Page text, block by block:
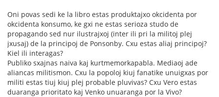
Oni povas sedi ke la libro estas produktajxo okcidenta por
okcidenta konsumo, ke gxi ne estas serioza studo de
propagando sed nur ilustrajxoj (inter ili pri la militoj plej
jxusaj) de la principoj de Ponsonby. Cxu estas aliaj principoj?
Kiel ili interagas?
Publiko sxajnas naiva kaj kurtmemorkapabla. Mediaoj ade
aliancas militismon. Cxu la popoloj kiuj fanatike unuigxas por
militi estas tiuj kiuj plej probable pluvivas? Cxu Vero estas
duaranga prioritato kaj Venko unuaranga por la Vivo?